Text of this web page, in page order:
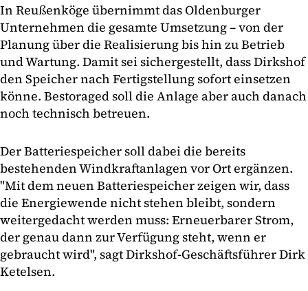
In Reußenköge übernimmt das Oldenburger
Unternehmen die gesamte Umsetzung – von der
Planung über die Realisierung bis hin zu Betrieb
und Wartung. Damit sei sichergestellt, dass Dirkshof
den Speicher nach Fertigstellung sofort einsetzen
könne. Bestoraged soll die Anlage aber auch danach
noch technisch betreuen.
Der Batteriespeicher soll dabei die bereits
bestehenden Windkraftanlagen vor Ort ergänzen.
"Mit dem neuen Batteriespeicher zeigen wir, dass
die Energiewende nicht stehen bleibt, sondern
weitergedacht werden muss: Erneuerbarer Strom,
der genau dann zur Verfügung steht, wenn er
gebraucht wird", sagt Dirkshof-Geschäftsführer Dirk
Ketelsen.